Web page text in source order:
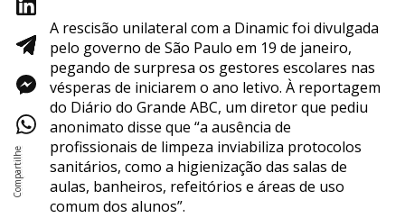
A rescisão unilateral com a Dinamic foi divulgada
pelo governo de São Paulo em 19 de janeiro,
pegando de surpresa os gestores escolares nas
vésperas de iniciarem o ano letivo. À reportagem
do Diário do Grande ABC, um diretor que pediu
anonimato disse que “a ausência de
profissionais de limpeza inviabiliza protocolos
sanitários, como a higienização das salas de
aulas, banheiros, refeitórios e áreas de uso
comum dos alunos”.